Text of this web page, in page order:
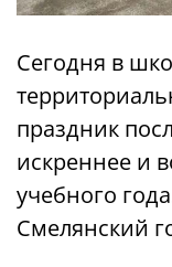
Сегодня в
праздник
искреннее и
учебного
Смелянский